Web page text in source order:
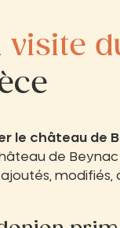
visite
le château de
de Beynac
modifiés,